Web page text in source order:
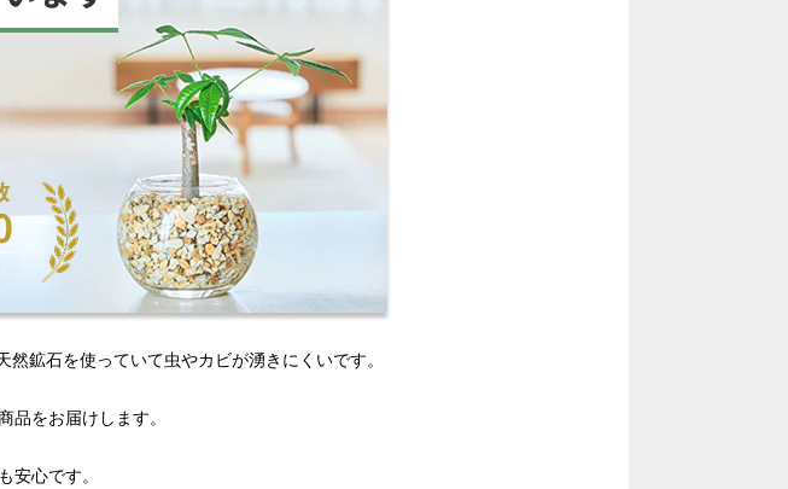
鉱石を使っていて虫やカビが湧きにくいです。
をお届けします。
安心です。